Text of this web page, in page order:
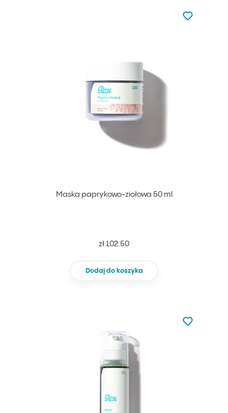
Maska paprykowo-ziołowa 50 ml
zł 102.50
Dodaj do koszyka
Nie dodano
Dodaj do
Nie dodano
Dodaj do